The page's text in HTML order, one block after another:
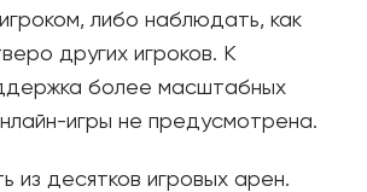
либо наблюдать, как
других игроков. К
более масштабных
игры не предусмотрена.
из десятков игровых арен.